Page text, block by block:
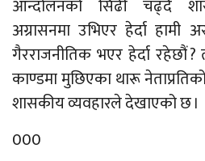
आन्दोलनको सिँढी चढ्दै
अग्रासनमा उभिएर हेर्दा
गैरराजनीतिक भएर हेर्दा रहेछौं
काण्डमा मुछिएका थारू
शासकीय व्यवहारले देखाएको छ ।
000